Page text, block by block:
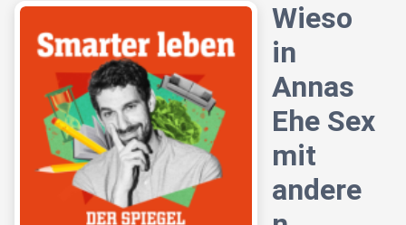
Wieso
in
Annas
Ehe Sex
mit
andere